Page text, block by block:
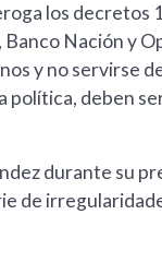
los decretos
Nación y
y no servirse
política, deben
durante su
de